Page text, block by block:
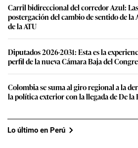
Carril bidireccional del corredor Azul:
postergación del cambio de sentido de la
de la ATU
Diputados 2026-2031: Esta es la
perfil de la nueva Cámara Baja del
Colombia se suma al giro regional a la
la política exterior con la llegada de De la
Lo último en Perú